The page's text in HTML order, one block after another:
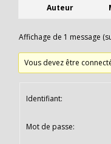
Auteur
Affichage de 1 message
Vous devez être
Identifiant:
Mot de passe: